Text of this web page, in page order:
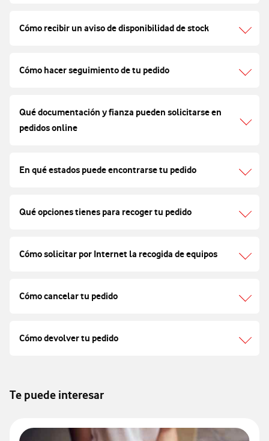
Cómo recibir un aviso de disponibilidad de stock
Cómo hacer seguimiento de tu pedido
Qué documentación y fianza pueden solicitarse en
pedidos online
En qué estados puede encontrarse tu pedido
Qué opciones tienes para recoger tu pedido
Cómo solicitar por Internet la recogida de equipos
Cómo cancelar tu pedido
Cómo devolver tu pedido
Te puede interesar